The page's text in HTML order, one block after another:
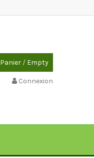
Panier / Empty
Connexion